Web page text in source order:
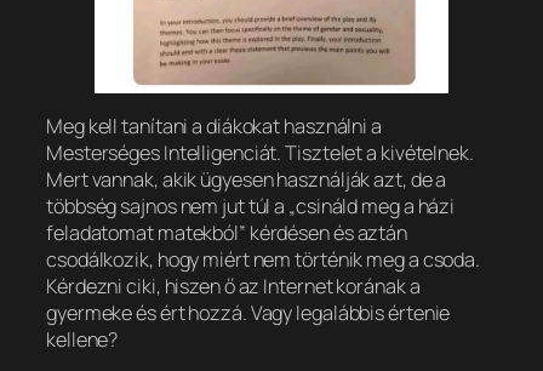
Meg kell tanítani a diákokat használni a
Mesterséges Intelligenciát. Tisztelet a kivételnek.
Mert vannak, akik ügyesen használják azt, de a
többség sajnos nem jut túl a „csináld meg a házi
feladatomat matekból” kérdésen és aztán
csodálkozik, hogy miért nem történik meg a csoda.
Kérdezni ciki, hiszen ő az Internet korának a
gyermeke és ért hozzá. Vagy legalábbis értenie
kellene?